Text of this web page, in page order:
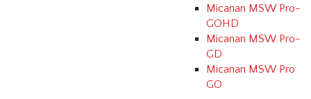
Micanan MSW Pro-
GOHD
Micanan MSW Pro-
GD
Micanan MSW Pro
GO